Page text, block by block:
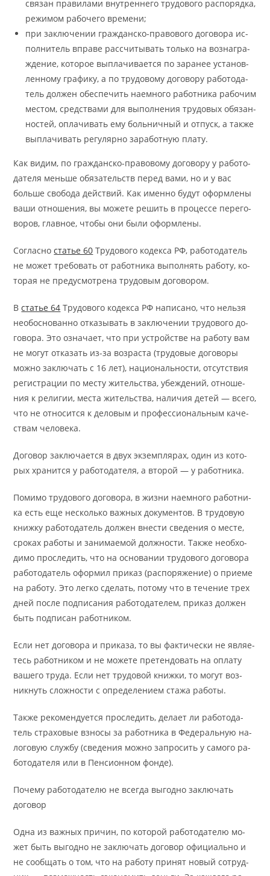
свя­зан пра­ви­ла­ми вну­трен­не­го тру­до­во­го рас­по­ряд­ка,
ре­жи­мом ра­бо­че­го вре­ме­ни;
при за­клю­че­нии гра­жданско-пра­во­во­го до­го­во­ра ис­
пол­ни­тель впра­ве рас­счи­ты­вать толь­ко на воз­на­гра­
жде­ние, ко­то­рое выпла­чи­ва­ет­ся по за­ра­нее уста­нов­
лен­но­му гра­фи­ку, а по тру­до­во­му до­го­во­ру ра­бо­то­да­
тель дол­жен обес­пе­чить на­ем­ного ра­бот­ни­ка ра­бо­чим
ме­стом, сред­ства­ми для вы­пол­не­ния тру­до­вых обя­зан­
но­стей, опла­чи­вать ему боль­нич­ный и отпуск, а так­же
выпла­чи­вать ре­гу­ляр­но за­ра­бот­ную пла­ту.
Как ви­дим, по гра­жданско-пра­во­во­му до­го­во­ру у ра­бо­то­
да­те­ля мень­ше обя­за­тельств перед ва­ми, но и у вас
больше сво­бо­да дей­ствий. Как имен­но бу­дут оформ­ле­ны
ва­ши от­но­ше­ния, вы мо­же­те ре­шить в про­цес­се пере­го­
во­ров, глав­ное, что­бы они бы­ли оформ­ле­ны.
Со­глас­носта­тье 60 Тру­до­во­го ко­дек­са РФ, ра­бо­то­да­тель
не мо­жет тре­бо­вать от ра­бот­ни­ка вы­пол­нять ра­бо­ту, ко­
то­рая не преду­смот­ре­на тру­до­вым до­го­во­ром.
Вста­тье 64 Тру­до­во­го ко­дек­са РФ на­пи­са­но, что не­льзя
необ­ос­но­ван­но отка­зы­вать в за­клю­че­нии тру­до­во­го до­
го­во­ра. Это озна­ча­ет, что при устрой­стве на ра­бо­ту вам
не мо­гут отка­зать из-за воз­рас­та (тру­до­вые до­го­во­ры
мож­но за­клю­чать с 16 лет), на­ци­о­наль­но­сти, от­сут­ствия
реги­стра­ции по ме­сту жи­тель­ства, убе­жде­ний, от­но­ше­
ния к ре­ли­гии, ме­ста жи­тель­ства, на­личия де­тей — всего,
что не от­но­сит­ся к де­ло­вым и про­фес­сио­наль­ным ка­че­
ствам че­ло­ве­ка.
До­го­вор за­клю­ча­ет­ся в двух эк­зем­пля­рах, один из ко­то­
рых хра­нит­ся у ра­бо­то­да­те­ля, а вто­рой — у ра­бот­ни­ка.
По­ми­мо тру­до­во­го до­го­во­ра, в жиз­ни на­ем­ного ра­бот­ни­
ка есть еще несколь­ко важ­ных до­ку­мен­тов. В тру­до­вую
книж­ку ра­бо­то­да­тель дол­жен вне­сти све­де­ния о ме­сте,
сро­ках ра­бо­ты и за­ни­ма­е­мой долж­но­сти. Так­же необ­хо­
ди­мо про­сле­дить, что на осно­ва­нии тру­до­во­го до­го­во­ра
ра­бо­то­да­тель офор­мил при­каз (рас­по­ря­же­ние) о при­е­ме
на ра­бо­ту. Это лег­ко сде­лать, по­то­му что в тече­ние трех
дней по­сле под­пи­са­ния ра­бо­то­да­телем, при­каз дол­жен
быть под­пи­сан ра­бот­ни­ком.
Если нет до­го­во­ра и при­ка­за, то вы фак­ти­че­ски не яв­ляе­
тесь ра­бот­ни­ком и не мо­же­те пре­тен­до­вать на опла­ту
ва­ше­го тру­да. Если нет тру­до­вой книж­ки, то мо­гут воз­
ник­нуть слож­но­сти с опре­де­ле­ни­ем ста­жа ра­бо­ты.
Так­же ре­ко­мен­ду­ет­ся про­сле­дить, де­ла­ет ли ра­бо­то­да­
тель стра­хо­вые вз­но­сы за ра­бот­ни­ка в Фе­де­раль­ную на­
ло­го­вую служ­бу (све­де­ния мож­но запро­сить у само­го ра­
бо­то­да­те­ля или в Пен­сион­ном фон­де).
Почему работодателю не всегда выгодно заключать
договор
Од­на из важ­ных при­чин, по ко­то­рой ра­бо­то­да­те­лю мо­
жет быть вы­год­но не за­клю­чать до­го­вор офи­ци­аль­но и
не со­об­щать о том, что на ра­бо­ту при­нят но­вый со­труд­